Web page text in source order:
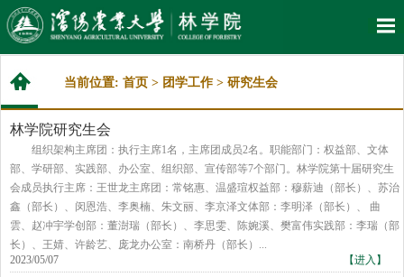
当前位置: 首页 > 团学工作> 研究生会
林学院研究生会
组织架构主席团：执行主席1名，主席团成员2名。职能部门：权益部、文体
部、学研部、实践部、办公室、组织部、宣传部等7个部门。林学院第十届研究生
会成员执行主席：王世龙主席团：常铭惠、温盛瑄权益部：穆薪迪（部长）、苏治
鑫（部长）、闵恩浩、李奥楠、朱文丽、李京泽文体部：李明泽（部长）、 曲
雲、赵冲宇学创部：董澍瑞（部长）、李思雯、陈婉溪、樊富伟实践部：李瑞（部
长）、王婧、许龄艺、庞龙办公室：南桥丹（部长）...
【进入】
2023/05/07